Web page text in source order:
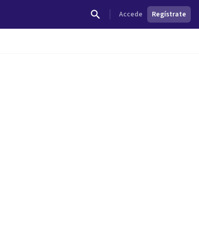
Accede Regístrate